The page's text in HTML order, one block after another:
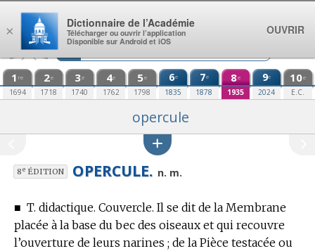
Aller au contenu
1 re
1694
2e
1718
3e
1740
4e
1762
5e
1798
6e
1835
7e
1878
8e
1935
9e
2024
10e
E.C.
opercule
8eÉDITION OPERCULE. n. m.
■ T. didactique. Couvercle. Il se dit de la Membrane
placée à la base du bec des oiseaux et qui recouvre
l’ouverture de leurs narines ; de la Pièce testacée ou
×
Dictionnaire de l’Académie
Télécharger ou ouvrir l’application
Disponible sur Android et iOS
OUVRIR